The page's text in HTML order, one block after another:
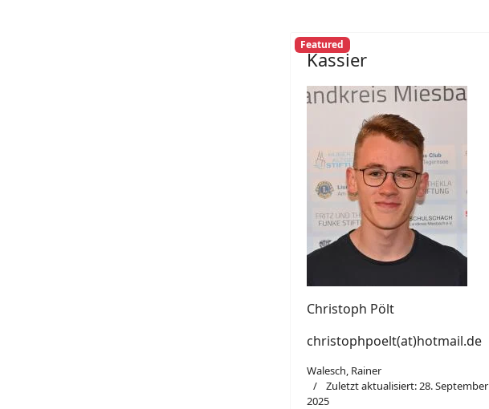
Featured
Kassier
Christoph Pölt
christophpoelt(at)hotmail.de
Walesch, Rainer
Zuletzt aktualisiert: 28. September
2025